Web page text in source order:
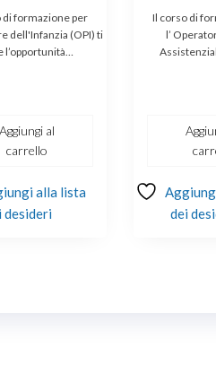
prezzo
originale
era:
attuale
di formazione per
dell'Infanzia (OPI) ti
l’opportunità…
Aggiungi al
carrello
alla lista
desideri
Il corso di
l’
dei